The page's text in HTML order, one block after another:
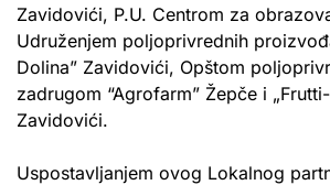
Zavidovići, P.U. Centrom za
Udruženjem poljoprivrednih
Dolina” Zavidovići, Opštom
zadrugom “Agrofarm” Žepče i
Zavidovići.
Uspostavljanjem ovog Lokalnog